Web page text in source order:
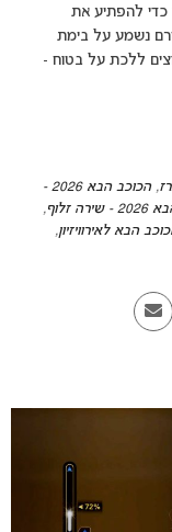
להפתיע את
נשמע על בימת
ללכת על בטוח -
,
הכוכב הבא 2026 -
זלוף
,
הבא לאירוויזיון,